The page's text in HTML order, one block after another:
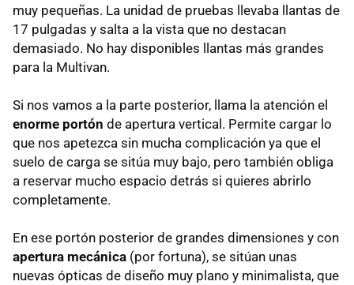
muy pequeñas. La unidad de pruebas llevaba llantas de
17 pulgadas y salta a la vista que no destacan
demasiado. No hay disponibles llantas más grandes
para la Multivan.
Si nos vamos a la parte posterior, llama la atención el
enorme portón de apertura vertical. Permite cargar lo
que nos apetezca sin mucha complicación ya que el
suelo de carga se sitúa muy bajo, pero también obliga
a reservar mucho espacio detrás si quieres abrirlo
completamente.
En ese portón posterior de grandes dimensiones y con
apertura mecánica (por fortuna), se sitúan unas
nuevas ópticas de diseño muy plano y minimalista, que